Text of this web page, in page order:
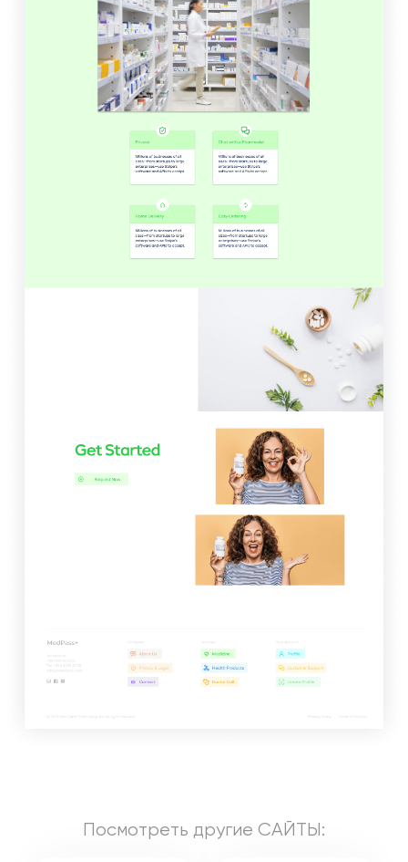
Посмотреть другие САЙТЫ: